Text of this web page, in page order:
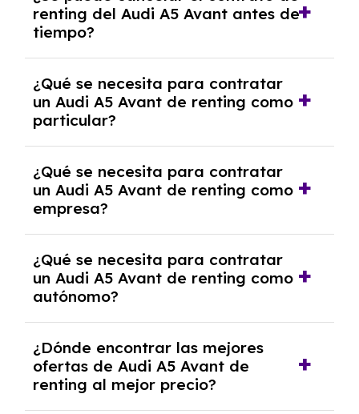
salvo en casos que lo exija el proveedor
debido al resultado del estudio de viabilidad
económica.
renting del Audi A5 Avant antes de
tiempo?
pero puede haber penalizaciones por
cancelación anticipada. Es importante revisar
las condiciones del contrato y hablar con un
experto que te asesore.
¿Qué se necesita para contratar
un Audi A5 Avant de renting como
particular?
y, en algunos casos, una consulta de solvencia
crediticia y un pago inicial.
¿Qué se necesita para contratar
un Audi A5 Avant de renting como
empresa?
documentación financiera y, en algunos
casos, un informe de solvencia de la empresa
y un pago inicial.
¿Qué se necesita para contratar
un Audi A5 Avant de renting como
autónomo?
autónomos, justificante de ingresos y, en
algunos casos, un informe fiscal y un pago
inicial.
¿Dónde encontrar las mejores
ofertas de Audi A5 Avant de
renting al mejor precio?